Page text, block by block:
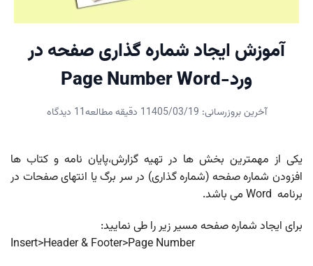
آموزش ایجاد شماره گذاری صفحه در
ورد-Page Number Word
آخرین بروزرسانی: 1405/03/19 1 دقیقه مطالعه 11 دیدگاه
یکی از مهمترین بخش ها در تهیه گزارش،پایان نامه و کتاب ها
افزودن شماره صفحه (شماره گذاری) در سر برگ یا انتهای صفحات در
برنامه Word می باشد.
برای ایجاد شماره صفحه مسیر زیر را طی نمایید:
Insert>Header & Footer>Page Number